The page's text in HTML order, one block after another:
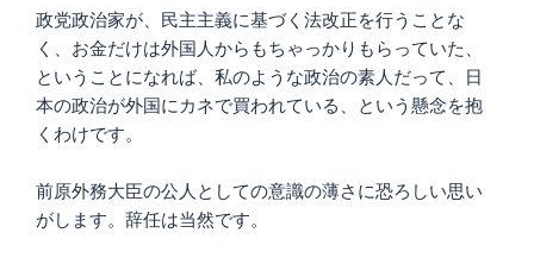
政党政治家が、民主主義に基づく法改正を行うことな
く、お金だけは外国人からもちゃっかりもらっていた、
ということになれば、私のような政治の素人だって、日
本の政治が外国にカネで買われている、という懸念を抱
くわけです。
前原外務大臣の公人としての意識の薄さに恐ろしい思い
がします。辞任は当然です。